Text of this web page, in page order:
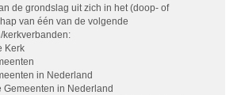
de grondslag uit zich in het (doop- of
van één van de volgende
kerkverbanden:
Kerk
in Nederland
Gemeenten in Nederland